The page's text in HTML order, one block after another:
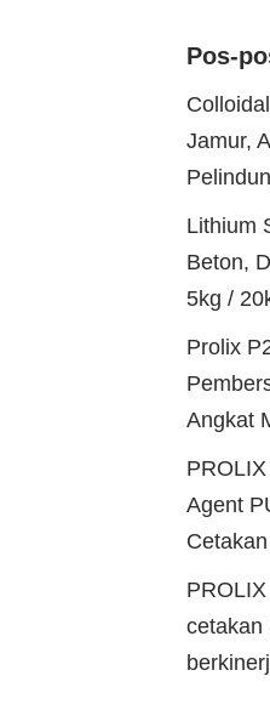
Pos-
Jamur,
Lithium
Beton,
5kg /
Prolix
Angkat
Agent
cetakan